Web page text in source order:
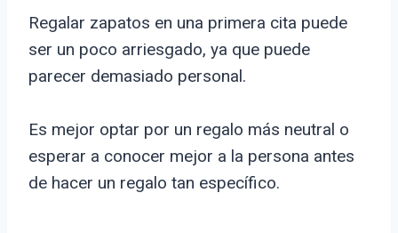
Regalar zapatos en una primera cita puede
ser un poco arriesgado, ya que puede
parecer demasiado personal.
Es mejor optar por un regalo más neutral o
esperar a conocer mejor a la persona antes
de hacer un regalo tan específico.